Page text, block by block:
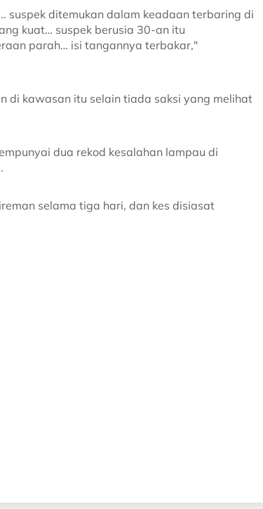
suspek ditemukan dalam keadaan terbaring di
kuat… suspek berusia 30-an itu
parah… isi tangannya terbakar,"
di kawasan itu selain tiada saksi yang melihat
dua rekod kesalahan lampau di
selama tiga hari, dan kes disiasat